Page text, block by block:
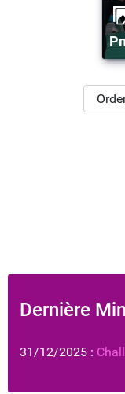
Dernière
31/12/2025 :